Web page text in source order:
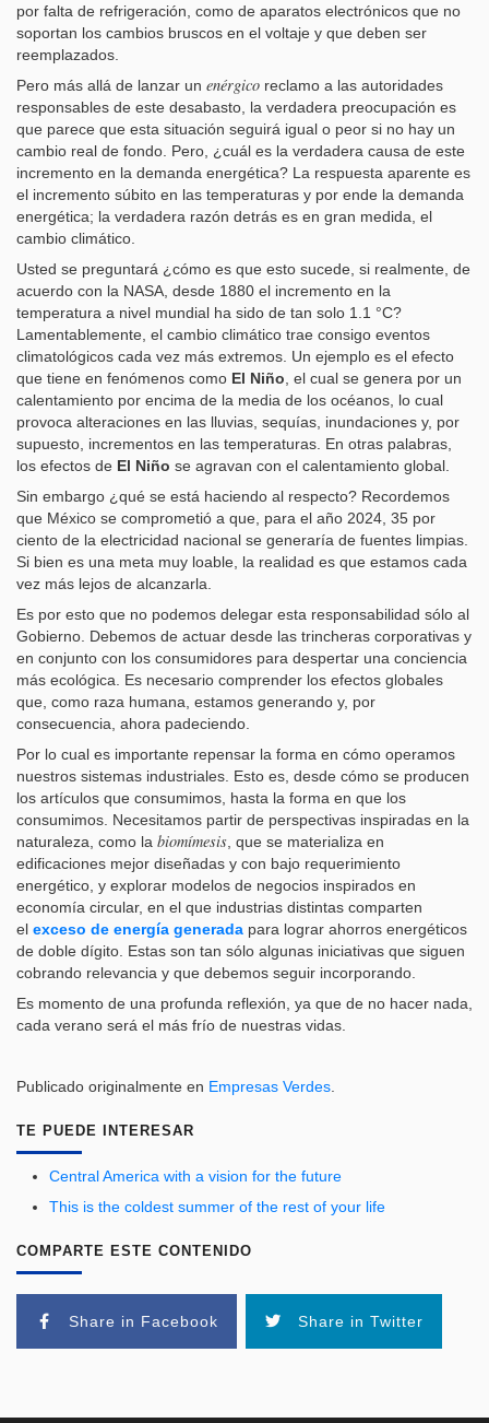
TE PUEDE INTERESAR
Central America with a vision for the future
This is the coldest summer of the rest of your life
COMPARTE ESTE CONTENIDO
Share in Facebook Share in Twitter
por falta de refrigeración, como de aparatos electrónicos que no
soportan los cambios bruscos en el voltaje y que deben ser
reemplazados.
Pero más allá de lanzar un enérgico reclamo a las autoridades
responsables de este desabasto, la verdadera preocupación es
que parece que esta situación seguirá igual o peor si no hay un
cambio real de fondo. Pero, ¿cuál es la verdadera causa de este
incremento en la demanda energética? La respuesta aparente es
el incremento súbito en las temperaturas y por ende la demanda
energética; la verdadera razón detrás es en gran medida, el
cambio climático.
Usted se preguntará ¿cómo es que esto sucede, si realmente, de
acuerdo con la NASA, desde 1880 el incremento en la
temperatura a nivel mundial ha sido de tan solo 1.1 °C?
Lamentablemente, el cambio climático trae consigo eventos
climatológicos cada vez más extremos. Un ejemplo es el efecto
que tiene en fenómenos como El Niño , el cual se genera por un
calentamiento por encima de la media de los océanos, lo cual
provoca alteraciones en las lluvias, sequías, inundaciones y, por
supuesto, incrementos en las temperaturas. En otras palabras,
los efectos de El Niño se agravan con el calentamiento global.
Sin embargo ¿qué se está haciendo al respecto? Recordemos
que México se comprometió a que, para el año 2024, 35 por
ciento de la electricidad nacional se generaría de fuentes limpias.
Si bien es una meta muy loable, la realidad es que estamos cada
vez más lejos de alcanzarla.
Es por esto que no podemos delegar esta responsabilidad sólo al
Gobierno. Debemos de actuar desde las trincheras corporativas y
en conjunto con los consumidores para despertar una conciencia
más ecológica. Es necesario comprender los efectos globales
que, como raza humana, estamos generando y, por
consecuencia, ahora padeciendo.
Por lo cual es importante repensar la forma en cómo operamos
nuestros sistemas industriales. Esto es, desde cómo se producen
los artículos que consumimos, hasta la forma en que los
consumimos. Necesitamos partir de perspectivas inspiradas en la
naturaleza, como la biomímesis , que se materializa en
edificaciones mejor diseñadas y con bajo requerimiento
energético, y explorar modelos de negocios inspirados en
economía circular, en el que industrias distintas comparten
el exceso de energía generada para lograr ahorros energéticos
de doble dígito. Estas son tan sólo algunas iniciativas que siguen
cobrando relevancia y que debemos seguir incorporando.
Es momento de una profunda reflexión, ya que de no hacer nada,
cada verano será el más frío de nuestras vidas.
Publicado originalmente en Empresas Verdes